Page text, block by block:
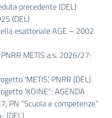
precedente (DEL)
(DEL)
esattoriale AGE – 2002
METIS a.s. 2026/27:
‘METIS’, PNRR (DEL)
‘KOINE’’: AGENDA
PN “Scuola e competenze”
(DEL)